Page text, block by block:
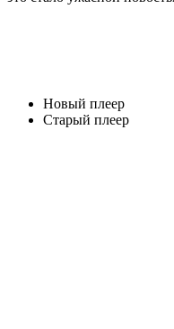
Новый плеер
Старый плеер